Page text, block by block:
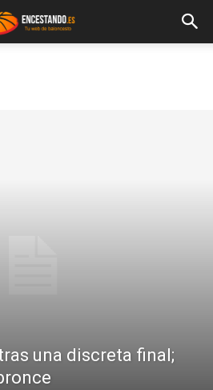
una discreta final;